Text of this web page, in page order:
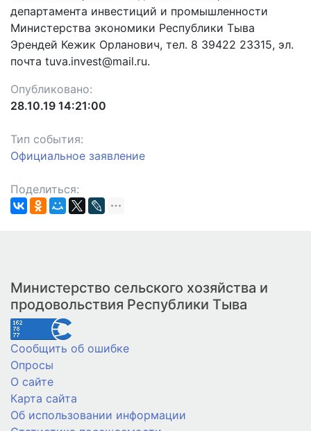
департамента инвестиций и промышленности
Министерства экономики Республики Тыва
Эрендей Кежик Орланович, тел. 8 39422 23315, эл.
почта tuva.invest@mail.ru.
Опубликовано:
28.10.19 14:21:00
Тип события:
Официальное заявление
Поделиться:
Министерство сельского хозяйства и
продовольствия Республики Тыва
Сообщить об ошибке
Опросы
О сайте
Карта сайта
Об использовании информации